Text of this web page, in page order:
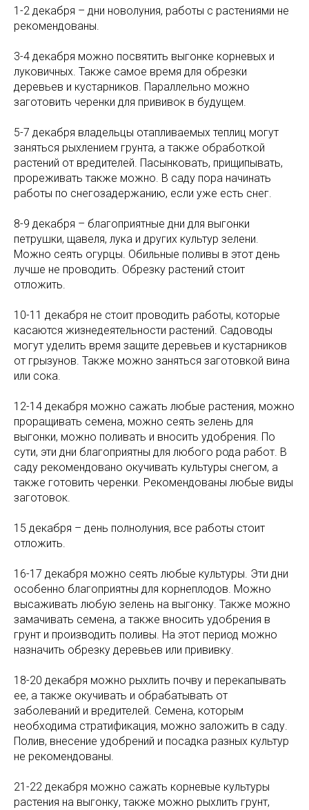
1-2 декабря – дни новолуния, работы с растениями не
рекомендованы.
3-4 декабря можно посвятить выгонке корневых и
луковичных. Также самое время для обрезки
деревьев и кустарников. Параллельно можно
заготовить черенки для прививок в будущем.
5-7 декабря владельцы отапливаемых теплиц могут
заняться рыхлением грунта, а также обработкой
растений от вредителей. Пасынковать, прищипывать,
прореживать также можно. В саду пора начинать
работы по снегозадержанию, если уже есть снег.
8-9 декабря – благоприятные дни для выгонки
петрушки, щавеля, лука и других культур зелени.
Можно сеять огурцы. Обильные поливы в этот день
лучше не проводить. Обрезку растений стоит
отложить.
10-11 декабря не стоит проводить работы, которые
касаются жизнедеятельности растений. Садоводы
могут уделить время защите деревьев и кустарников
от грызунов. Также можно заняться заготовкой вина
или сока.
12-14 декабря можно сажать любые растения, можно
проращивать семена, можно сеять зелень для
выгонки, можно поливать и вносить удобрения. По
сути, эти дни благоприятны для любого рода работ. В
саду рекомендовано окучивать культуры снегом, а
также готовить черенки. Рекомендованы любые виды
заготовок.
15 декабря – день полнолуния, все работы стоит
отложить.
16-17 декабря можно сеять любые культуры. Эти дни
особенно благоприятны для корнеплодов. Можно
высаживать любую зелень на выгонку. Также можно
замачивать семена, а также вносить удобрения в
грунт и производить поливы. На этот период можно
назначить обрезку деревьев или прививку.
18-20 декабря можно рыхлить почву и перекапывать
ее, а также окучивать и обрабатывать от
заболеваний и вредителей. Семена, которым
необходима стратификация, можно заложить в саду.
Полив, внесение удобрений и посадка разных культур
не рекомендованы.
21-22 декабря можно сажать корневые культуры
растения на выгонку, также можно рыхлить грунт,